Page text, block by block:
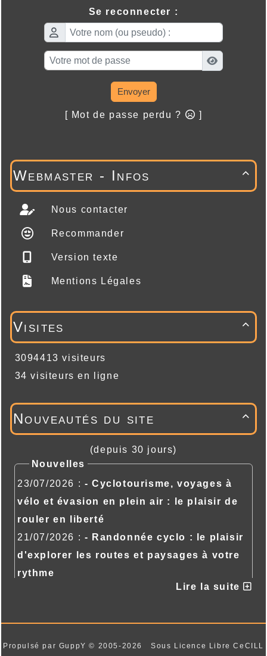
Se reconnecter :
Envoyer
[ Mot de passe perdu ? ]

Webmaster - Infos
Nous contacter
Recommander
Version texte
Mentions Légales

Visites
3094413 visiteurs
34 visiteurs en ligne

Nouveautés du site
(depuis 30 jours)
Nouvelles
23/07/2026 : - Cyclotourisme, voyages à
vélo et évasion en plein air : le plaisir de
rouler en liberté
21/07/2026 : - Randonnée cyclo : le plaisir
d'explorer les routes et paysages à votre
rythme
- Randonnée cyclo : le plaisir
rythme
Lire la suite
Propulsé par GuppY© 2005-2026 Sous Licence Libre CeCILL